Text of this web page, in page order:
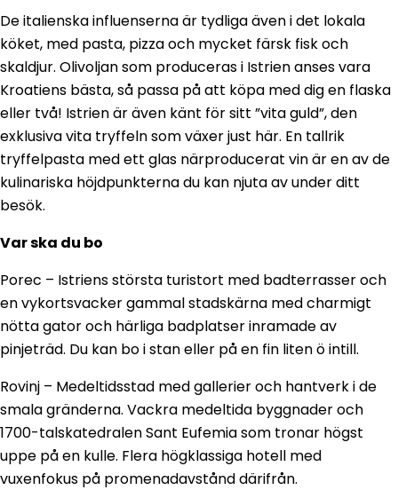
De italienska influenserna är tydliga även i det lokala
köket, med pasta, pizza och mycket färsk fisk och
skaldjur. Olivoljan som produceras i Istrien anses vara
Kroatiens bästa, så passa på att köpa med dig en flaska
eller två! Istrien är även känt för sitt ”vita guld”, den
exklusiva vita tryffeln som växer just här. En tallrik
tryffelpasta med ett glas närproducerat vin är en av de
kulinariska höjdpunkterna du kan njuta av under ditt
besök.
Var ska du bo
Porec – Istriens största turistort med badterrasser och
en vykortsvacker gammal stadskärna med charmigt
nötta gator och härliga badplatser inramade av
pinjeträd. Du kan bo i stan eller på en fin liten ö intill.
Rovinj – Medeltidsstad med gallerier och hantverk i de
smala gränderna. Vackra medeltida byggnader och
1700-talskatedralen Sant Eufemia som tronar högst
uppe på en kulle. Flera högklassiga hotell med
vuxenfokus på promenadavstånd därifrån.